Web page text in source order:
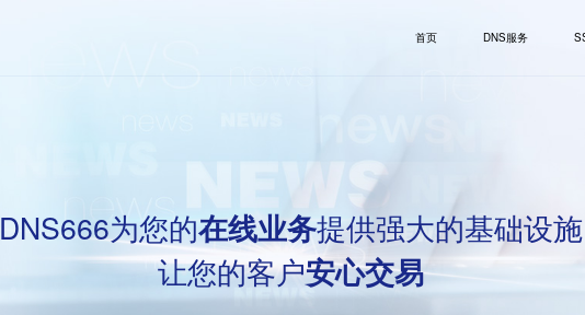
首页 DNS服务
DNS666为您的在线业务提供强大的基础设施
让您的客户安心交易